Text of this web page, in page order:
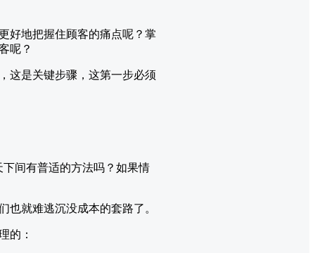
好地把握住顾客的痛点呢？掌
呢？
这是关键步骤，这第一步必须
间有普适的方法吗？如果情
就难逃沉没成本的套路了。
的：